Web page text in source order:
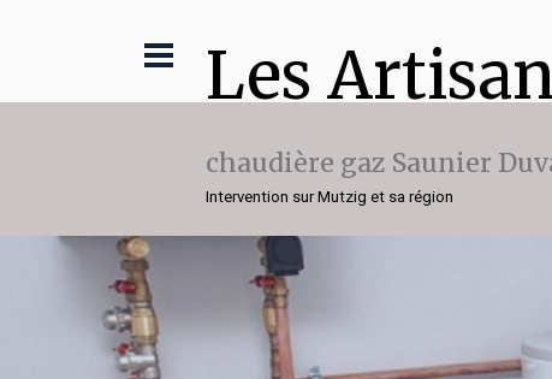
Les
chaudière gaz Saunier
Intervention sur Mutzig et sa région